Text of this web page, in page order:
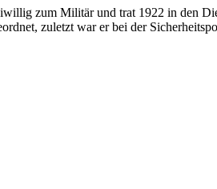
zum Militär und trat 1922 in den
zuletzt war er bei der